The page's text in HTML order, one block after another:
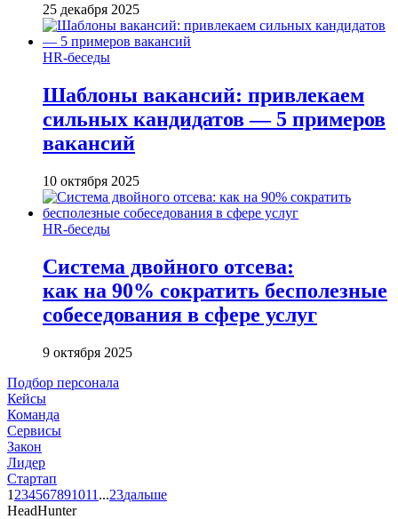
25 декабря 2025
HR-беседы
Шаблоны вакансий: привлекаем
сильных кандидатов — 5 примеров
вакансий
10 октября 2025
HR-беседы
Система двойного отсева:
как на 90% сократить бесполезные
собеседования в сфере услуг
9 октября 2025
Подбор персонала
Кейсы
Команда
Сервисы
Закон
Лидер
Стартап
1 234567891011 ...23дальше
HeadHunter